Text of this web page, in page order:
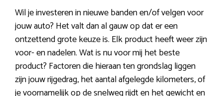
Wil je investeren in nieuwe banden en/of velgen voor
jouw auto? Het valt dan al gauw op dat er een
ontzettend grote keuze is. Elk product heeft weer zijn
voor- en nadelen. Wat is nu voor mij het beste
product? Factoren die hieraan ten grondslag liggen
zijn jouw rijgedrag, het aantal afgelegde kilometers, of